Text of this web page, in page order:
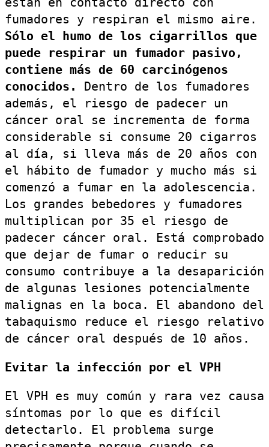
fumadores y respiran el mismo aire.
Sólo el humo de los cigarrillos que
puede respirar un fumador pasivo,
contiene más de 60 carcinógenos
conocidos.
Dentro de los fumadores
además, el riesgo de padecer un
cáncer oral se incrementa de forma
considerable si consume 20 cigarros
al día, si lleva más de 20 años con
el hábito de fumador y mucho más si
comenzó a fumar en la adolescencia.
Los grandes bebedores y fumadores
multiplican por 35 el riesgo de
padecer cáncer oral. Está comprobado
que dejar de fumar o reducir su
consumo contribuye a la desaparición
de algunas lesiones potencialmente
malignas en la boca. El abandono del
tabaquismo reduce el riesgo relativo
de cáncer oral después de 10 años.
Evitar la infección por el VPH
El VPH es muy común y rara vez causa
síntomas por lo que es difícil
detectarlo. El problema surge